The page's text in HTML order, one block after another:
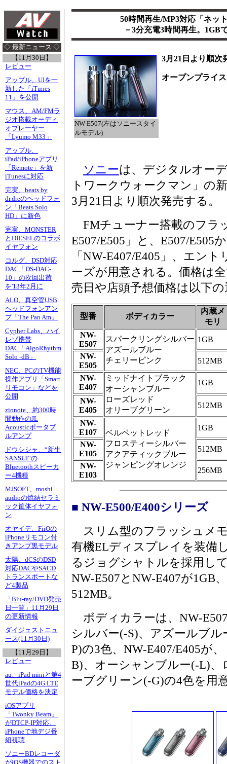
◇ 最新ニュース ◇
【11月30日】
レビュー
アップル、UIを一
新した「iTunes
11」を公開
マウス、AM/FMラ
ジオ搭載オーディ
オプレーヤー
「Lyumo M33」
アップル、
iPad/iPhoneアプリ
「Remote」を新
iTunesに対応
完実、beats by
dr.dreのヘッドフォ
ン「Beats Solo
HD」に新色
完実、MONSTER
とDIESELのコラボ
イヤフォン
コルグ、DSD対応
DAC「DS-DAC-
10」の次回出荷
を'13年2月に
ALO、真空管USB
ヘッドフォンアン
プ「The Pan Am」
Cypher Labs、ハイ
レゾ携帯
DAC「AlgoRhythm
Solo -dB」
NEC、PCのTV機能
操作アプリ「Smart
リモコン」などを
公開
zionote、約300時
間動作のJL
Acousticポータブ
ルアンプ
ドウシシャ、“新生
SANSUI”の
Bluetoothスピーカ
ー4機種
MJSOFT、moshi
audioの焼結セラミ
ック筐体イヤフォ
ン
オヤイデ、FiiOの
iPhoneリモコン付
きアンプ黒モデル
太陽、dCSのDSD
対応DACやSACD
トランスポートな
ど4製品
「Blu-ray/DVD発売
日一覧」11月29日
の更新情報
ダイジェストニュ
ース(11月30日)
【11月29日】
レビュー
au、iPad miniと第4
世代iPadの4G LTE
モデル価格を決定
iOSアプリ
「Twonky Beam」
がDTCP-IP対応。
iPhoneで地デジ番
組視聴
ソニーBDレコーダ
がiOS機器でのスト
50時間再生/MP3対応「ネッ
－3分充電3時間再生。1GB
NW-E507(左はソニースタイ
ルモデル)
3月21日より順次
オープンプライス
ソニーは、デジタルオー
トワークウォークマン」の
3月21日より順次発売する。
FMチューナー搭載のフラ
E507/E505」と、E507/E505
「NW-E407/E405」、エン
ーズが用意される。価格は
売日や店頭予想価格は以下
型番 ボディカラー
内蔵メ
モリ
NW-
E507
スパークリングシルバー
アズールブルー
チェリーピンク
1GB
NW-
E505
512MB
NW-
E407
ミッドナイトブラック
オーシャンブルー
ローズレッド
オリーブグリーン
1GB
NW-
E405
512MB
NW-
E107
ベルベットレッド
フロスティーシルバー
アクアティックブルー
ジャンピングオレンジ
1GB
NW-
E105
512MB
NW-
E103
256MB
■ NW-E500/E400シリーズ
スリム型のフラッシュメ
有機ELディスプレイを装備
るジョグシャトルを採用し
NW-E507とNW-E407が1GB
512MB。
ボディカラーは、NW-
シルバー(-S)、アズールブ
P)の3色、NW-E407/E405が
B)、オーシャンブルー(-L)
ーブグリーン(-G)の4色を用